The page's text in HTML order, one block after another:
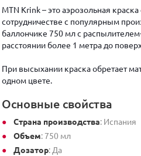
MTN Krink – это аэрозольная
сотрудничестве с популярным
баллончике 750 мл с
расстоянии более 1 метра до
При высыхании краска обретает
одном цвете.
Основные свойства
Страна производства: Испания
Объем: 750 мл
Дозатор: Да